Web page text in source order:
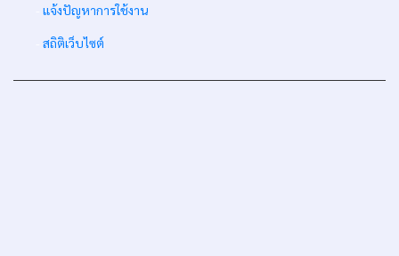
แจ้งปัญหาการใช้งาน
สถิติเว็บไซต์